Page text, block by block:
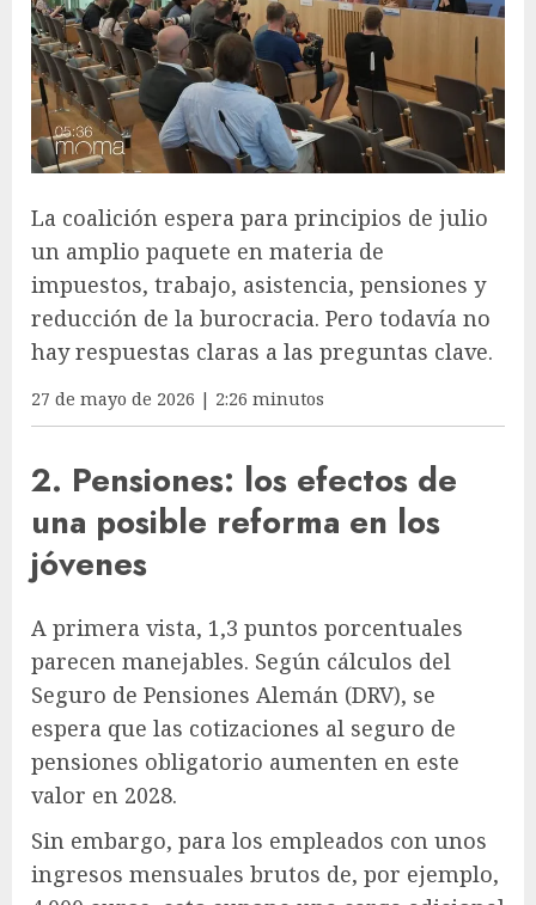
La coalición espera para principios de julio
un amplio paquete en materia de
impuestos, trabajo, asistencia, pensiones y
reducción de la burocracia. Pero todavía no
hay respuestas claras a las preguntas clave.
27 de mayo de 2026 | 2:26 minutos
2. Pensiones: los efectos de
una posible reforma en los
jóvenes
A primera vista, 1,3 puntos porcentuales
parecen manejables. Según cálculos del
Seguro de Pensiones Alemán (DRV), se
espera que las cotizaciones al seguro de
pensiones obligatorio aumenten en este
valor en 2028.
Sin embargo, para los empleados con unos
ingresos mensuales brutos de, por ejemplo,